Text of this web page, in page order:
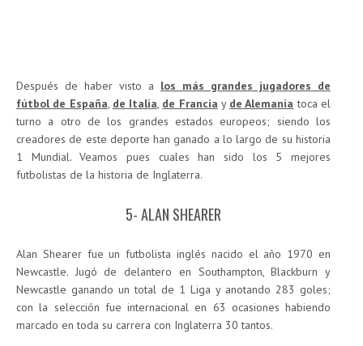
Después de haber visto a los más grandes jugadores de
fútbol de España, de Italia, de Francia y de Alemania toca el
turno a otro de los grandes estados europeos; siendo los
creadores de este deporte han ganado a lo largo de su historia
1 Mundial. Veamos pues cuales han sido los 5 mejores
futbolistas de la historia de Inglaterra.
5- ALAN SHEARER
Alan Shearer fue un futbolista inglés nacido el año 1970 en
Newcastle. Jugó de delantero en Southampton, Blackburn y
Newcastle ganando un total de 1 Liga y anotando 283 goles;
con la selección fue internacional en 63 ocasiones habiendo
marcado en toda su carrera con Inglaterra 30 tantos.